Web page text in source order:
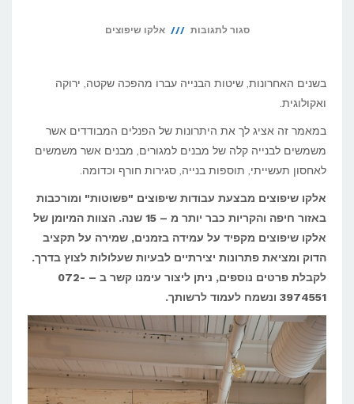
סגור לתגובות על
מבודדים?
אלקו שיפוצים
בשנים האחרונות, שיטות הבנייה עברו מהפכה שקטה, ירוקה
ואקולוגית.
במאמר זה אציג לך את היתרונות של הפנלים המבודדים אשר
משמשים לבנייה קלה של מבנים למגורים, מבנים אשר משמשים
לאחסון תעשייתי, תוספות בנייה, סגירות חורף וכדומה.
אלקו שיפוצים מבצעת עבודות שיפוצים "פשוטות" ומורכבות
באזור חיפה והקריות כבר יותר מ – 15 שנה. הצוות המיומן של
אלקו שיפוצים מקפיד על עמידה בזמנים, שמירה על תקציב
הדוק ומציאת פתרונות יצירתיים לבעיות שעלולות לצוץ בדרך.
לקבלת פרטים נוספים, ניתן ליצור עימנו קשר ב – 072-
3974551 ונשמח לעמוד לרשותך.